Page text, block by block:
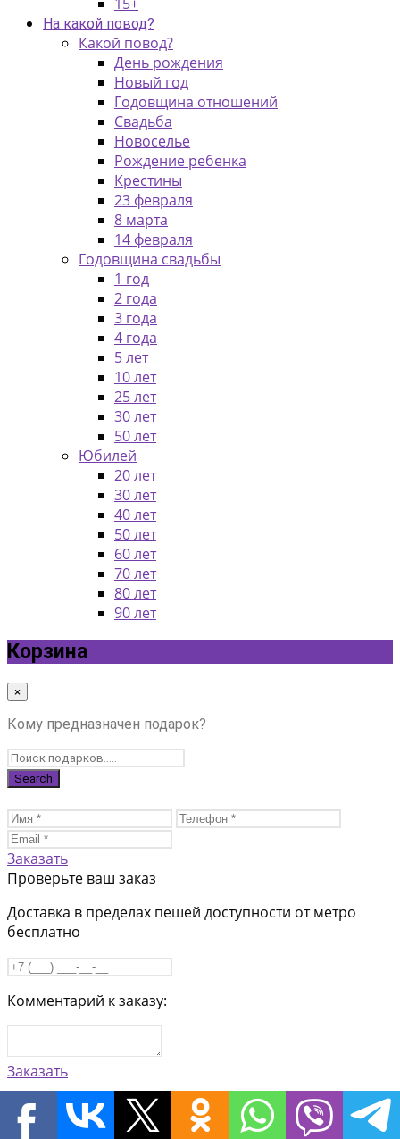
На какой повод?
Какой повод?
День рождения
Новый год
Годовщина отношений
Свадьба
Новоселье
Рождение ребенка
Крестины
23 февраля
8 марта
14 февраля
Годовщина свадьбы
1 год
2 года
3 года
4 года
5 лет
10 лет
25 лет
30 лет
50 лет
Юбилей
20 лет
30 лет
40 лет
50 лет
60 лет
70 лет
80 лет
90 лет
Корзина
×
Кому предназначен подарок?
Заказать
Проверьте ваш заказ
Доставка в пределах пешей доступности от метро
бесплатно
Комментарий к заказу:
Заказать